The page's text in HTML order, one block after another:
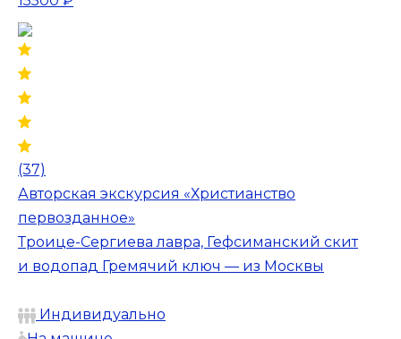
(37)
Авторская экскурсия «Христианство
первозданное»
Троице-Сергиева лавра, Гефсиманский скит
и водопад Гремячий ключ — из Москвы
Индивидуально